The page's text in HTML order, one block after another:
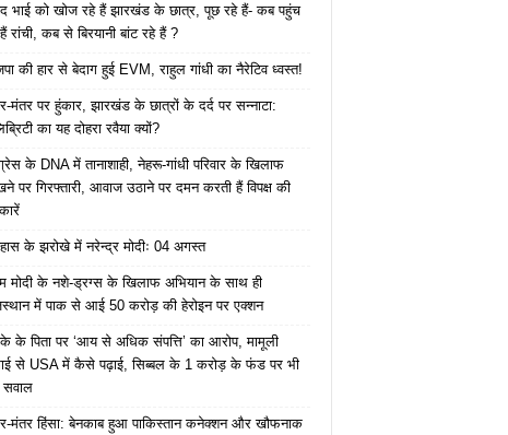
भाई को खोज रहे हैं झारखंड के छात्र, पूछ रहे हैं- कब पहुंच
रांची, कब से बिरयानी बांट रहे हैं ?
की हार से बेदाग हुई EVM, राहुल गांधी का नैरेटिव ध्वस्त!
मंतर पर हुंकार, झारखंड के छात्रों के दर्द पर सन्नाटा:
का यह दोहरा रवैया क्यों?
के DNA में तानाशाही, नेहरू-गांधी परिवार के खिलाफ
पर गिरफ्तारी, आवाज उठाने पर दमन करती हैं विपक्ष की
के झरोखे में नरेन्द्र मोदीः 04 अगस्त
मोदी के नशे-ड्रग्स के खिलाफ अभियान के साथ ही
में पाक से आई 50 करोड़ की हेरोइन पर एक्शन
के पिता पर ‘आय से अधिक संपत्ति’ का आरोप, मामूली
से USA में कैसे पढ़ाई, सिब्बल के 1 करोड़ के फंड पर भी
मंतर हिंसा: बेनकाब हुआ पाकिस्तान कनेक्शन और खौफनाक